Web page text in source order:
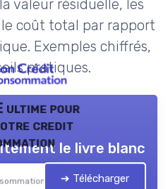
valeur résiduelle, les
coût total par rapport
Exemples chiffrés,
pratiques.
ultime pour
credit
— 2026
le livre blanc
➔ Télécharger